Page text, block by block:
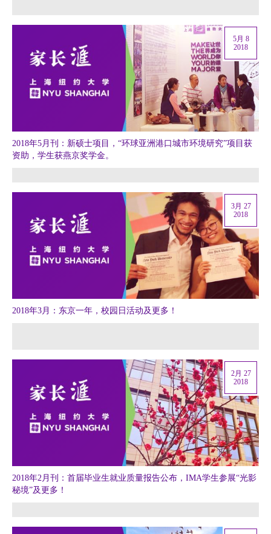
2018年5月刊：新硕士项目，“环球亚洲港口城市环境研究”项目获
资助，学生获燕京奖学金。
5月 8
2018
2018年3月：东京一年，校园日活动及更多！
3月 27
2018
2018年2月刊：首届毕业生就业质量报告公布，IMA学生参展“光影
秘境”及更多！
2月 27
2018